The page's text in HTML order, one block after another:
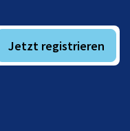
Jetzt registrieren